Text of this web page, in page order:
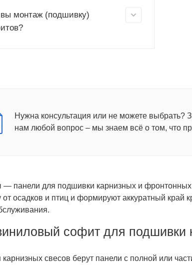
монтаж (подшивку)
Нужна консультация или не можете выбрать?
нам любой вопрос – мы знаем всё о том, что
панели для подшивки карнизных и
от осадков и птиц и формируют аккуратный край
софит для подшивки
свесов берут панели с полной или